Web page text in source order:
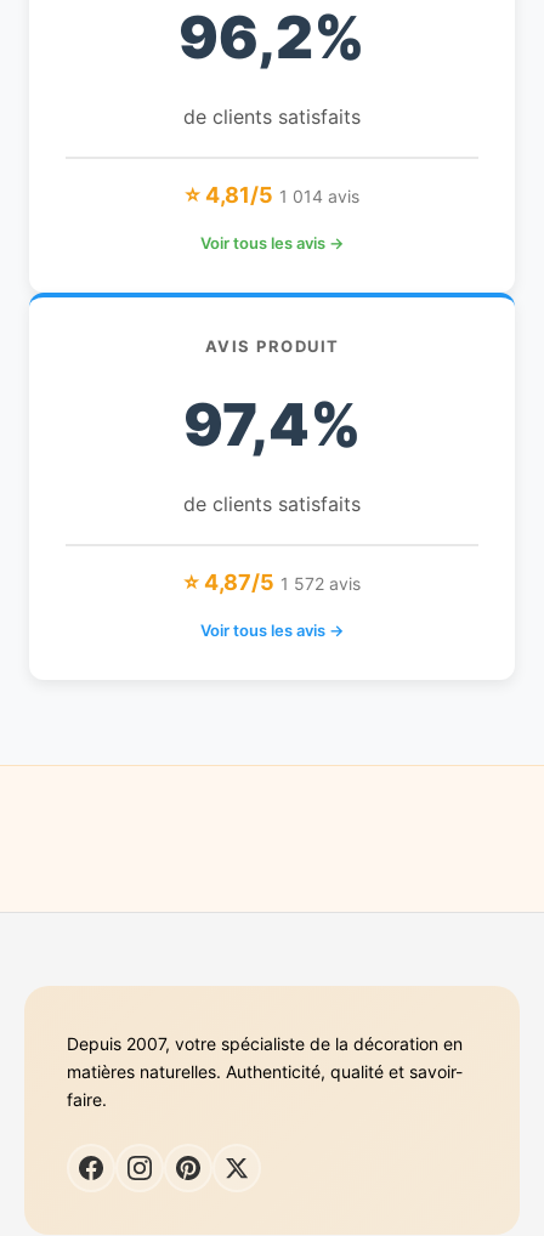
96,2%
de clients satisfaits
⭐ 4,81/5 1 014 avis
Voir tous les avis →
AVIS PRODUIT
97,4%
de clients satisfaits
⭐ 4,87/5 1 572 avis
Voir tous les avis →
Depuis 2007, votre spécialiste de la décoration en
matières naturelles. Authenticité, qualité et savoir-
faire.